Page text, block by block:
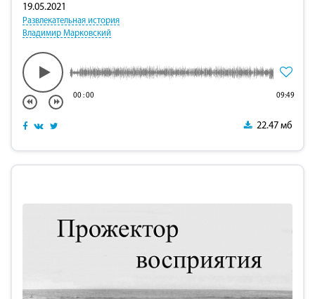
19.05.2021
Развлекательная история
Владимир Марковский
00:00 09:49
22.47 мб